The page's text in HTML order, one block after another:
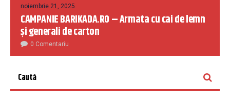
noiembrie 21, 2025
CAMPANIE BARIKADA.RO – Armata cu cai de lemn
și generali de carton
0 Comentariu